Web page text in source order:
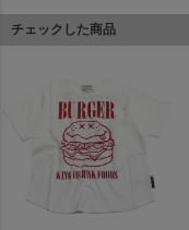
チェックした商品